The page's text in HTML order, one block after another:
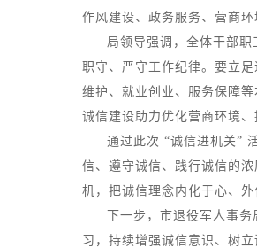
作风建设、政务服务、营商
局领导强调，全体干部
职守、严守工作纪律。要立
维护、就业创业、服务保障
诚信建设助力优化营商环境、
通过此次 “诚信进机关”
信、遵守诚信、践行诚信的
机，把诚信理念内化于心、
下一步，市退役军人事
习，持续增强诚信意识、树